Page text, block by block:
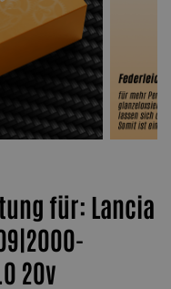
für: Lancia
20v